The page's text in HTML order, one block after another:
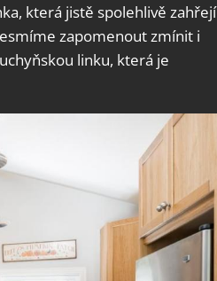
která jistě spolehlivě zahřejí
zapomenout zmínit i
linku, která je